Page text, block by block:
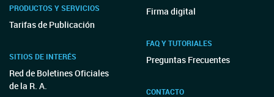
PRODUCTOS Y SERVICIOS
Tarifas de Publicación
SITIOS DE INTERÉS
Red de Boletines Oficiales
de la R. A.
Firma digital
FAQ Y TUTORIALES
Preguntas Frecuentes
CONTACTO